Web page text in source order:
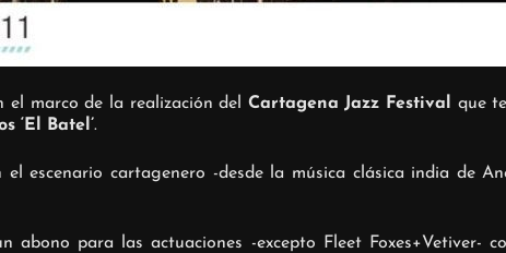
el marco de la realización del Cartagena Jazz Festival que
‘El Batel’.
escenario cartagenero -desde la música clásica india de
para las actuaciones -excepto Fleet Foxes+Vetiver-